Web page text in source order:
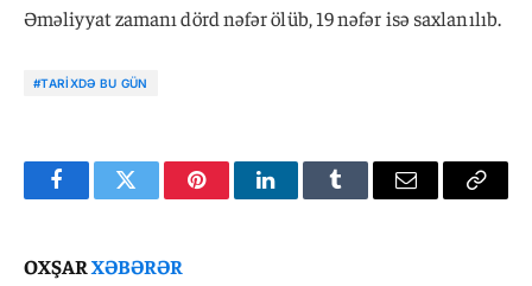
Əməliyyat zamanı dörd nəfər ölüb, 19 nəfər isə saxlanılıb.
#TARIXDƏ BU GÜN
FacebookTwitter PinterestLinkedInTumblr Email
Copy
OXŞARXƏBƏRƏR